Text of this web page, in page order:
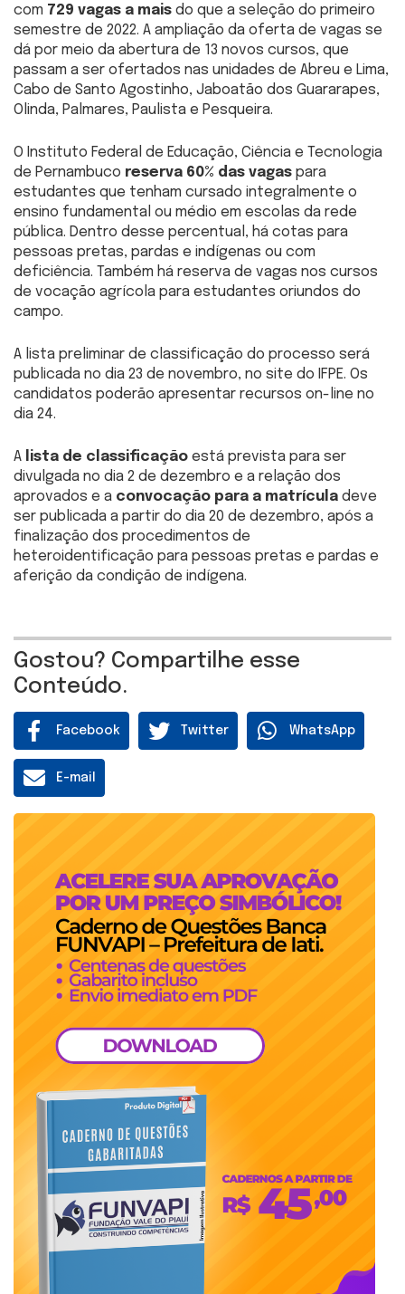
com 729 vagas a mais do que a seleção do primeiro
semestre de 2022. A ampliação da oferta de vagas se
dá por meio da abertura de 13 novos cursos, que
passam a ser ofertados nas unidades de Abreu e Lima,
Cabo de Santo Agostinho, Jaboatão dos Guararapes,
Olinda, Palmares, Paulista e Pesqueira.
O Instituto Federal de Educação, Ciência e Tecnologia
de Pernambuco reserva 60% das vagas para
estudantes que tenham cursado integralmente o
ensino fundamental ou médio em escolas da rede
pública. Dentro desse percentual, há cotas para
pessoas pretas, pardas e indígenas ou com
deficiência. Também há reserva de vagas nos cursos
de vocação agrícola para estudantes oriundos do
campo.
A lista preliminar de classificação do processo será
publicada no dia 23 de novembro, no site do IFPE. Os
candidatos poderão apresentar recursos on-line no
dia 24.
A lista de classificação está prevista para ser
divulgada no dia 2 de dezembro e a relação dos
aprovados e a convocação para a matrícula deve
ser publicada a partir do dia 20 de dezembro, após a
finalização dos procedimentos de
heteroidentificação para pessoas pretas e pardas e
aferição da condição de indígena.
Gostou? Compartilhe esse
Conteúdo.
Facebook Twitter WhatsApp
E-mail